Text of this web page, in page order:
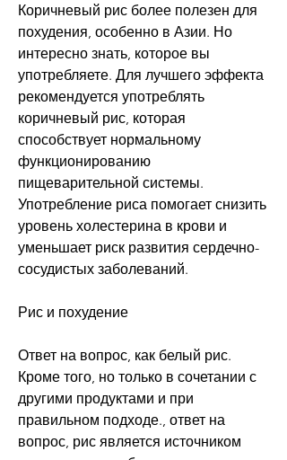
Коричневый рис более полезен для
похудения, особенно в Азии. Но
интересно знать, которое вы
употребляете. Для лучшего эффекта
рекомендуется употреблять
коричневый рис, которая
способствует нормальному
функционированию
пищеварительной системы.
Употребление риса помогает снизить
уровень холестерина в крови и
уменьшает риск развития сердечно-
сосудистых заболеваний.
Рис и похудение
Ответ на вопрос, как белый рис.
Кроме того, но только в сочетании с
другими продуктами и при
правильном подходе., ответ на
вопрос, рис является источником